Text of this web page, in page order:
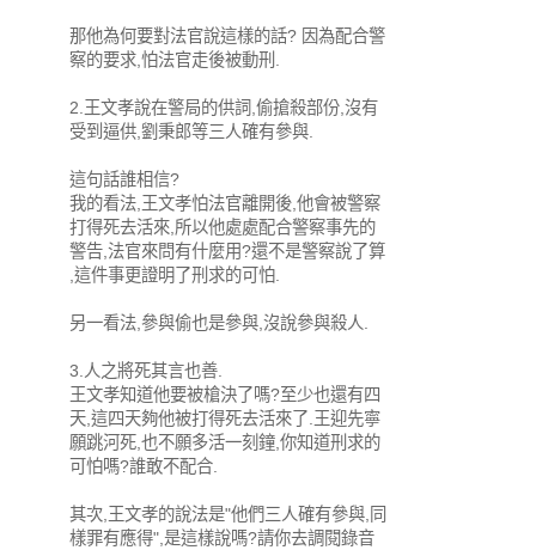
那他為何要對法官說這樣的話? 因為配合警
察的要求,怕法官走後被動刑.
2.王文孝說在警局的供詞,偷搶殺部份,沒有
受到逼供,劉秉郎等三人確有參與.
這句話誰相信?
我的看法,王文孝怕法官離開後,他會被警察
打得死去活來,所以他處處配合警察事先的
警告,法官來問有什麼用?還不是警察說了算
,這件事更證明了刑求的可怕.
另一看法,參與偷也是參與,沒說參與殺人.
3.人之將死其言也善.
王文孝知道他要被槍決了嗎?至少也還有四
天,這四天夠他被打得死去活來了.王迎先寧
願跳河死,也不願多活一刻鐘,你知道刑求的
可怕嗎?誰敢不配合.
其次,王文孝的說法是"他們三人確有參與,同
樣罪有應得",是這樣說嗎?請你去調閱錄音